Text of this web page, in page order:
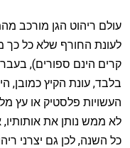
עולם ריהוט הגן מורכב
לעונת החורף שלא כל כך
קרים הינם ספורים),
בלבד, עונת הקיץ כמובן,
העשויות פלסטיק או עץ
לא ממש נותן את אותותיו,
כל השנה, לכן גם יצרני